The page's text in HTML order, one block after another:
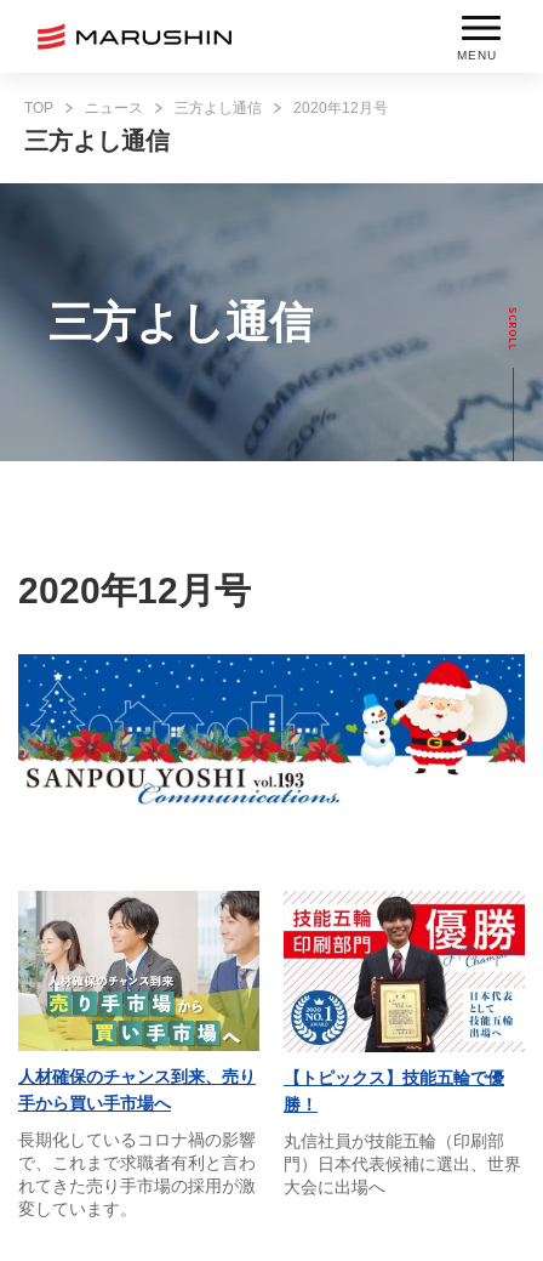
MENU
TOP ニュース 三方よし通信 2020年12月号
三方よし通信
三方よし通信
2020年12月号
人材確保のチャンス到来、売り
手から買い手市場へ
長期化しているコロナ禍の影響
で、これまで求職者有利と言わ
れてきた売り手市場の採用が激
変しています。
【トピックス】技能五輪で優
勝！
丸信社員が技能五輪（印刷部
門）日本代表候補に選出、世界
大会に出場へ